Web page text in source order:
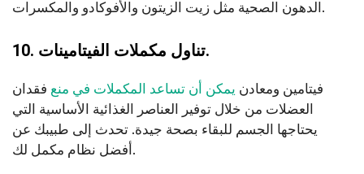
الدهون الصحية مثل زيت الزيتون والأفوكادو والمكسرات.
10. تناول مكملات الفيتامينات.
فيتامين ومعادن يمكن أن تساعد المكملات في منع فقدان
العضلات من خلال توفير العناصر الغذائية الأساسية التي
يحتاجها الجسم للبقاء بصحة جيدة. تحدث إلى طبيبك عن
أفضل نظام مكمل لك.